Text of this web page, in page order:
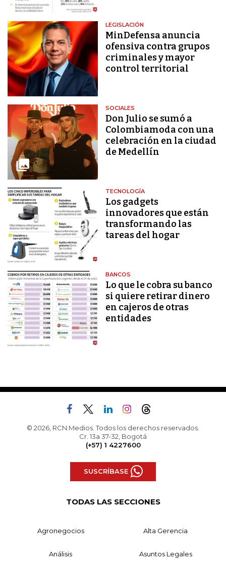
LEGISLACIÓN
MinDefensa anuncia
ofensiva contra grupos
criminales y mayor
control territorial
SOCIALES
Don Julio se sumó a
Colombiamoda con una
celebración en la ciudad
de Medellín
TECNOLOGÍA
Los gadgets
innovadores que están
transformando las
tareas del hogar
BANCOS
Lo que le cobra su banco
si quiere retirar dinero
en cajeros de otras
entidades
© 2026, RCN Medios. Todos los derechos reservados.
Cr. 13a 37-32, Bogotá
(+57) 1 4227600
SUSCRÍBASE
TODAS LAS SECCIONES
Agronegocios Alta Gerencia
Análisis Asuntos Legales